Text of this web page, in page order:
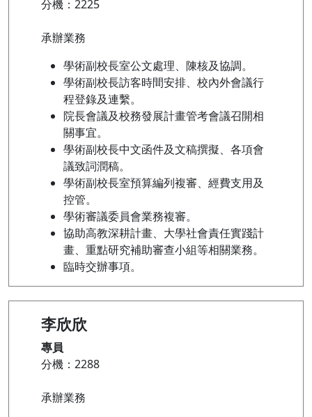
分機：2225
承辦業務
學術副校長室公文處理、陳核及協調。
學術副校長訪客時間安排、校內外會議行
程登錄及連繫。
院長會議及校務發展計畫管考會議召開相
關事宜。
學術副校長中文函件及文稿撰擬、各項會
議致詞潤稿。
學術副校長室預算編列複審、經費支用及
控管。
學術審議委員會業務複審。
協助高教深耕計畫、大學社會責任實踐計
畫、重點研究補助審查小組等相關業務。
臨時交辦事項。
李欣欣
專員
分機：2288
承辦業務